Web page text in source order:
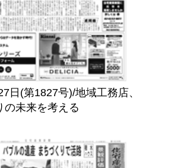
日(第1827号)/地域工務店、
の未来を考える